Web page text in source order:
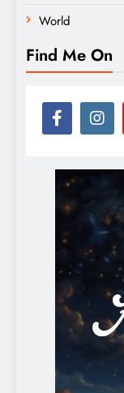
World
Find Me On